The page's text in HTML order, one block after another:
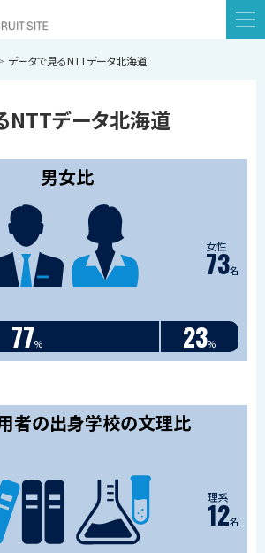
データで見るNTTデータ北海道
NTTデータ北海道
男女比
女性
73名
77% 23%
者の出身学校の文理比
理系
12名